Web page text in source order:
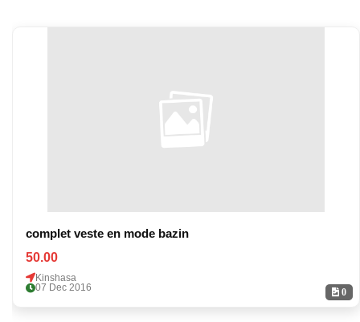
0
complet veste en mode bazin
50.00
Kinshasa
07 Dec 2016